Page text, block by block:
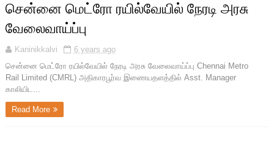
சென்னை மெட்ரோ ரயில்வேயில் நேரடி அரசு
வேலைவாய்ப்பு
Kaninikkalvi
6 years ago
சென்னை மெட்ரோ ரயில்வேயில் நேரடி அரசு வேலைவாய்ப்பு Chennai Metro
Rail Limited (CMRL) அதிகாரபூர்வ இணையதளத்தில் Asst. Manager
காலியிட...
Read More